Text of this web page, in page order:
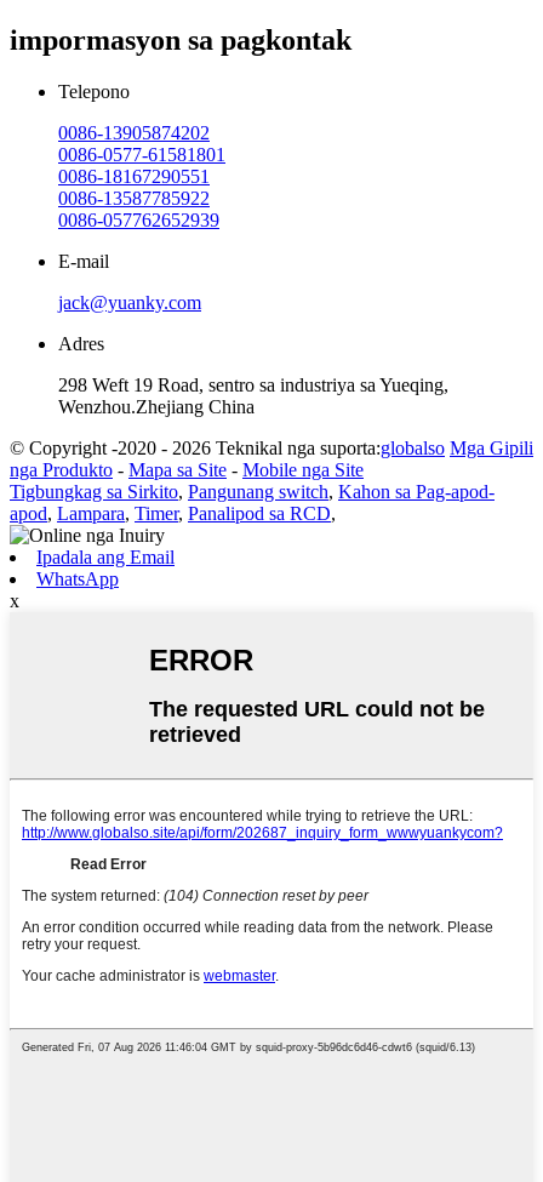
impormasyon sa pagkontak
Telepono
0086-13905874202
0086-0577-61581801
0086-18167290551
0086-13587785922
0086-057762652939
E-mail
jack@yuanky.com
Adres
298 Weft 19 Road, sentro sa industriya sa Yueqing,
Wenzhou.Zhejiang China
© Copyright -2020 - 2026 Teknikal nga suporta:globalso Mga Gipili
nga Produkto - Mapa sa Site - Mobile nga Site
Tigbungkag sa Sirkito, Pangunang switch, Kahon sa Pag-apod-
apod, Lampara, Timer, Panalipod sa RCD,
Ipadala ang Email
WhatsApp
x